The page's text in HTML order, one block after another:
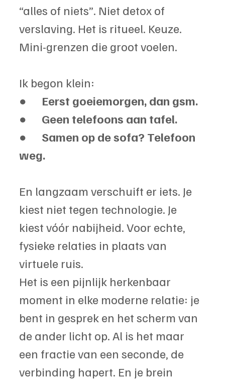
“alles of niets”. Niet detox of
verslaving. Het is ritueel. Keuze.
Mini-grenzen die groot voelen.
Ik begon klein:
● Eerst goeiemorgen, dan gsm.
● Geen telefoons aan tafel.
● Samen op de sofa? Telefoon
weg.
En langzaam verschuift er iets. Je
kiest niet tegen technologie. Je
kiest vóór nabijheid. Voor echte,
fysieke relaties in plaats van
virtuele ruis.
Het is een pijnlijk herkenbaar
moment in elke moderne relatie: je
bent in gesprek en het scherm van
de ander licht op. Al is het maar
een fractie van een seconde, de
verbinding hapert. En je brein